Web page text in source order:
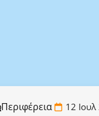
Περιφέρεια 12